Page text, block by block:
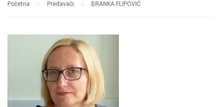
Početna Predavači BRANKA FLIPOVIĆ